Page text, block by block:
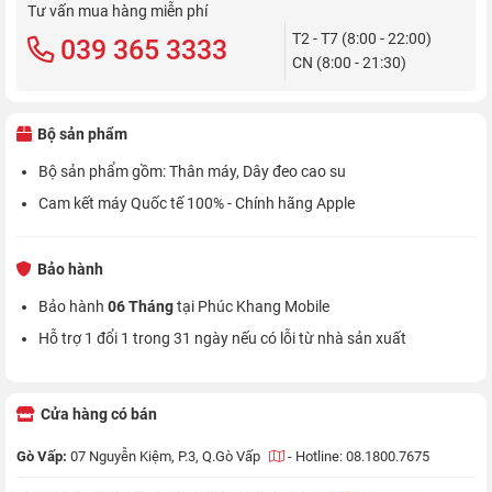
Tư vấn mua hàng miễn phí
039 365 3333
T2 - T7 (8:00 - 22:00)
CN (8:00 - 21:30)
Bộ sản phẩm
Bộ sản phẩm gồm: Thân máy, Dây đeo cao su
Cam kết máy Quốc tế 100% - Chính hãng Apple
Bảo hành
Bảo hành 06 Thángtại Phúc Khang Mobile
Hỗ trợ 1 đổi 1 trong 31 ngày nếu có lỗi từ nhà sản xuất
Cửa hàng có bán
Gò Vấp: 07 Nguyễn Kiệm, P.3, Q.Gò Vấp - Hotline: 08.1800.7675